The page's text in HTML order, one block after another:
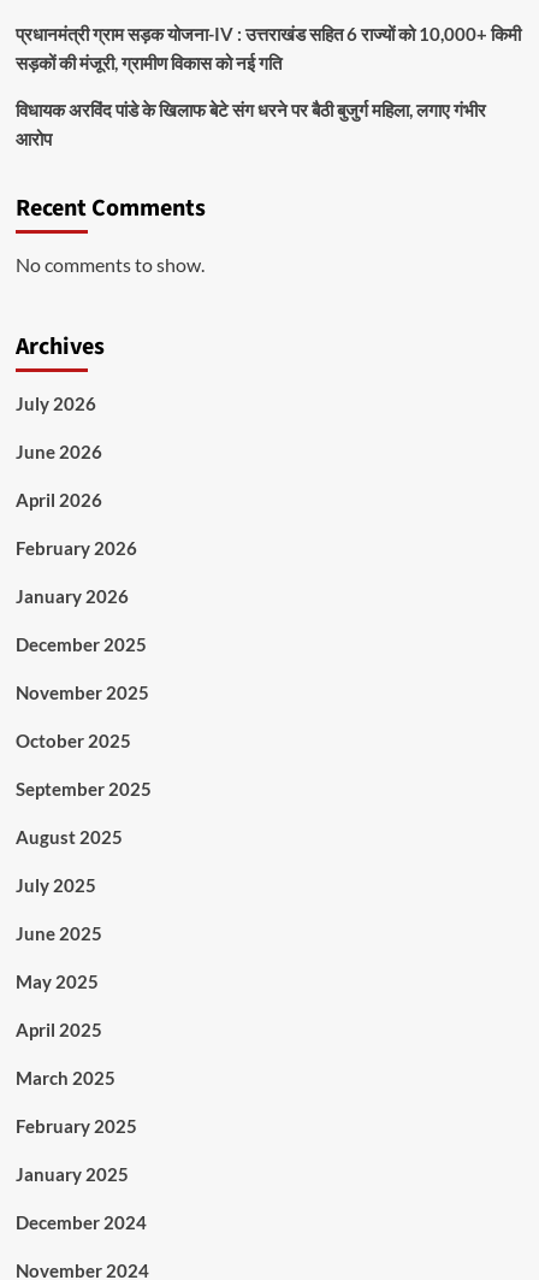
प्रधानमंत्री ग्राम सड़क योजना-IV : उत्तराखंड सहित 6 राज्यों को 10,000+ किमी
सड़कों की मंजूरी, ग्रामीण विकास को नई गति
विधायक अरविंद पांडे के खिलाफ बेटे संग धरने पर बैठी बुजुर्ग महिला, लगाए गंभीर
आरोप
Recent Comments
No comments to show.
Archives
July 2026
June 2026
April 2026
February 2026
January 2026
December 2025
November 2025
October 2025
September 2025
August 2025
July 2025
June 2025
May 2025
April 2025
March 2025
February 2025
January 2025
December 2024
November 2024